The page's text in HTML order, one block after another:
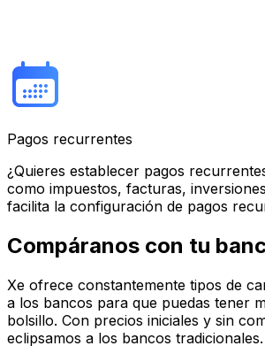
Pagos recurrentes
¿Quieres establecer pagos
como impuestos, facturas,
facilita la configuración de pagos
Compáranos con tu
Xe ofrece constantemente tipos de
a los bancos para que puedas tener
bolsillo. Con precios iniciales y sin
eclipsamos a los bancos tradicionales.